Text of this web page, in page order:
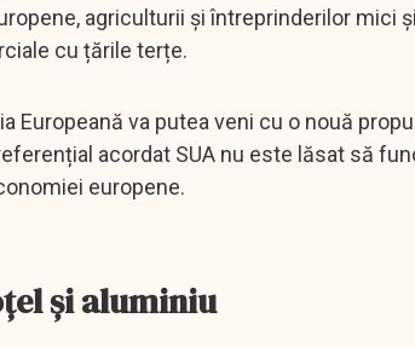
agriculturii și întreprinderilor mici
cu țările terțe.
Europeană va putea veni cu o nouă
acordat SUA nu este lăsat să
europene.
și aluminiu